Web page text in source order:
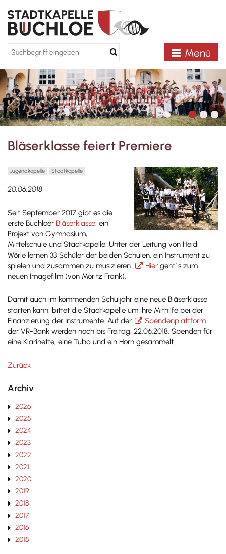
Menü
Bläserklasse feiert Premiere
Jugendkapelle Stadtkapelle
20.06.2018
Seit September 2017 gibt es die
erste Buchloer Bläserklasse, ein
Projekt von Gymnasium,
Mittelschule und Stadtkapelle. Unter der Leitung von Heidi
Wörle lernen 33 Schüler der beiden Schulen, ein Instrument zu
spielen und zusammen zu musizieren.
Hier geht´s zum
neuen Imagefilm (von Moritz Frank).
Damit auch im kommenden Schuljahr eine neue Bläserklasse
starten kann, bittet die Stadtkapelle um ihre Mithilfe bei der
Finanzierung der Instrumente. Auf der
Spendenplattform
der VR-Bank werden noch bis Freitag, 22.06.2018, Spenden für
eine Klarinette, eine Tuba und ein Horn gesammelt.
Zurück
Archiv
2026
2025
2024
2023
2022
2021
2020
2019
2018
2017
2016
2015